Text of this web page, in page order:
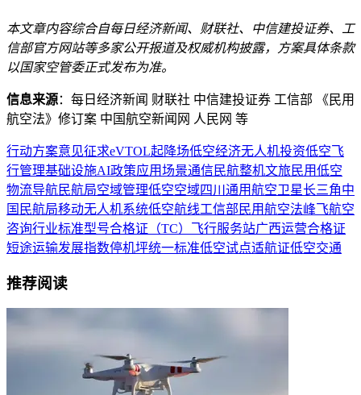
本文章内容综合自每日经济新闻、财联社、中信建投证券、工
信部官方网站等多家公开报道及权威机构披露，方案具体条款
以国家空管委正式发布为准。
信息来源：每日经济新闻 财联社 中信建投证券 工信部 《民用
航空法》修订案 中国航空新闻网 人民网 等
行动方案意见征求eVTOL起降场低空经济无人机投资低空飞
行管理基础设施AI政策应用场景通信民航整机文旅民用低空
物流导航民航局空域管理低空空域四川 通用航空卫星长三角中
国民航局移动无人机系统低空航线工信部 民用航空法峰飞航空
咨询行业标准型号合格证（TC） 飞行服务站广西运营合格证
短途运输发展指数停机坪统一标准低空试点适航证低空交通
推荐阅读